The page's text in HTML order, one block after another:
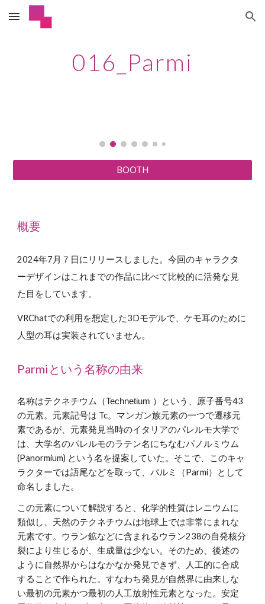
Skip to main content Skip to navigation
016_Parmi
BOOTH
概要
2024年7月７日にリリースしました。今回のキャラクタ
ーデザインはこれまでの作品に比べて比較的に活発な見
た目をしています。
VRChatでの利用を想定した3Dモデルで、ケモ耳のために
人型の耳は実装されていません。
Parmiという名称の由来
名称はテクネチウム（Technetium ）という、原子番号43
の元素。元素記号は Tc。マンガン族元素の一つで遷移元
素であるが、元素発見当時のイタリアのパレルモ大学で
は、大学名のパレルモのラテン名にちなむパノルミウム
(Panormium) という名を提案していた。そこで、このキャ
ラクターでは語尾などを取って、パルミ（Parmi）として
命名しました。
この元素について解説すると、化学的性質はレニウムに
類似し、天然のテクネチウムは地球上では非常にまれな
元素です。ウラン鉱などに含まれるウラン238の自発核分
裂により生じるが、生成量は少ない。そのため、後述の
ように自然界からはなかなか発見できず、人工的に合成
することで作られた。すなわち発見が自然界に由来しな
い最初の元素かつ最初の人工放射性元素となった。安定